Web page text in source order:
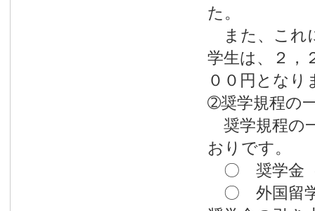
た。
また、これ
学生は、２，
００円となり
➁奨学規程の
奨学規程の
おりです。
〇 奨学金（
〇 外国留学